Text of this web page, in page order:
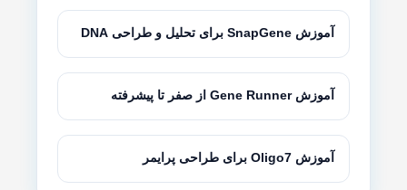
آموزش SnapGene برای تحلیل و طراحی DNA
آموزش Gene Runner از صفر تا پیشرفته
آموزش Oligo7 برای طراحی پرایمر